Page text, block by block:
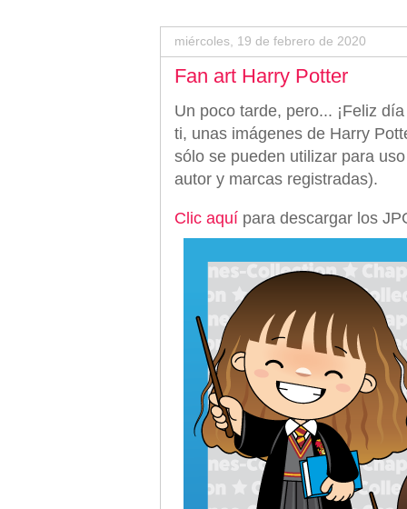
miércoles, 19 de febrero de 2020
Fan art Harry Potter
Un poco tarde, pero... ¡Feliz
ti, unas imágenes de Harry
sólo se pueden utilizar para
autor y marcas registradas).
Clic aquí para descargar los